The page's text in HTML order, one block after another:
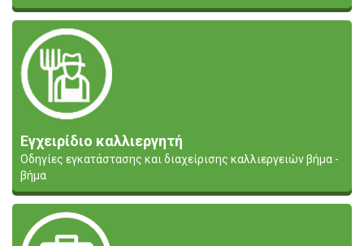
Εγχειρίδιο καλλιεργητή
Οδηγίες εγκατάστασης και διαχείρισης καλλιεργειών βήμα -
βήμα